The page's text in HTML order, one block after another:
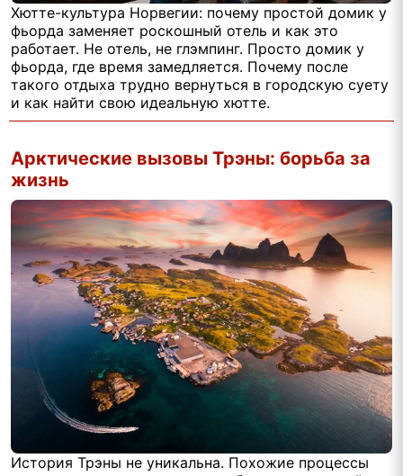
Хютте-культура Норвегии: почему простой домик у
фьорда заменяет роскошный отель и как это
работает. Не отель, не глэмпинг. Просто домик у
фьорда, где время замедляется. Почему после
такого отдыха трудно вернуться в городскую суету
и как найти свою идеальную хютте.
Арктические вызовы Трэны: борьба за
жизнь
История Трэны не уникальна. Похожие процессы